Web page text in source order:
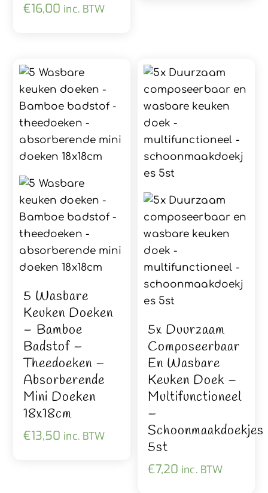
€16,00 inc. BTW
5 Wasbare
Keuken Doeken
– Bamboe
Badstof –
Theedoeken –
Absorberende
Mini Doeken
18x18cm
€13,50 inc. BTW
5x Duurzaam
Composeerbaar
En Wasbare
Keuken Doek –
Multifunctioneel
–
Schoonmaakdoekjes
5st
€7,20 inc. BTW